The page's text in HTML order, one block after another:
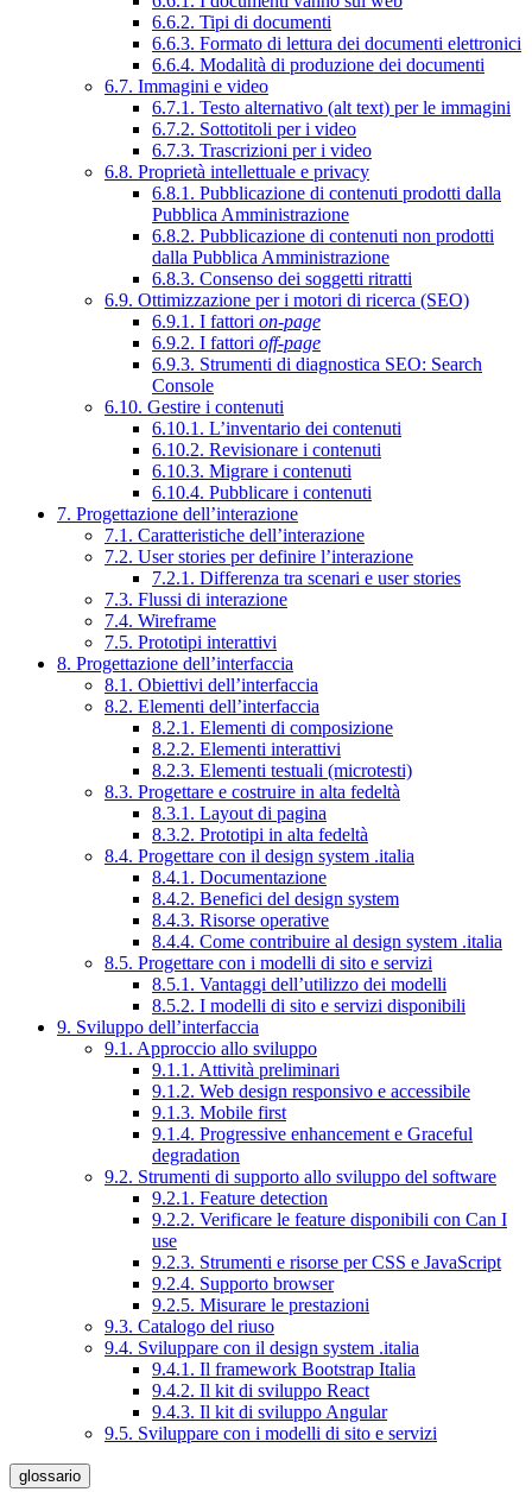
6.6.2. Tipi di documenti
6.6.3. Formato di lettura dei documenti elettronici
6.6.4. Modalità di produzione dei documenti
6.7. Immagini e video
6.7.1. Testo alternativo (alt text) per le immagini
6.7.2. Sottotitoli per i video
6.7.3. Trascrizioni per i video
6.8. Proprietà intellettuale e privacy
6.8.1. Pubblicazione di contenuti prodotti dalla
Pubblica Amministrazione
6.8.2. Pubblicazione di contenuti non prodotti
dalla Pubblica Amministrazione
6.8.3. Consenso dei soggetti ritratti
6.9. Ottimizzazione per i motori di ricerca (SEO)
6.9.1. I fattori on-page
6.9.2. I fattori off-page
6.9.3. Strumenti di diagnostica SEO: Search
Console
6.10. Gestire i contenuti
6.10.1. L’inventario dei contenuti
6.10.2. Revisionare i contenuti
6.10.3. Migrare i contenuti
6.10.4. Pubblicare i contenuti
7. Progettazione dell’interazione
7.1. Caratteristiche dell’interazione
7.2. User stories per definire l’interazione
7.2.1. Differenza tra scenari e user stories
7.3. Flussi di interazione
7.4. Wireframe
7.5. Prototipi interattivi
8. Progettazione dell’interfaccia
8.1. Obiettivi dell’interfaccia
8.2. Elementi dell’interfaccia
8.2.1. Elementi di composizione
8.2.2. Elementi interattivi
8.2.3. Elementi testuali (microtesti)
8.3. Progettare e costruire in alta fedeltà
8.3.1. Layout di pagina
8.3.2. Prototipi in alta fedeltà
8.4. Progettare con il design system .italia
8.4.1. Documentazione
8.4.2. Benefici del design system
8.4.3. Risorse operative
8.4.4. Come contribuire al design system .italia
8.5. Progettare con i modelli di sito e servizi
8.5.1. Vantaggi dell’utilizzo dei modelli
8.5.2. I modelli di sito e servizi disponibili
9. Sviluppo dell’interfaccia
9.1. Approccio allo sviluppo
9.1.1. Attività preliminari
9.1.2. Web design responsivo e accessibile
9.1.3. Mobile first
9.1.4. Progressive enhancement e Graceful
degradation
9.2. Strumenti di supporto allo sviluppo del software
9.2.1. Feature detection
9.2.2. Verificare le feature disponibili con Can I
use
9.2.3. Strumenti e risorse per CSS e JavaScript
9.2.4. Supporto browser
9.2.5. Misurare le prestazioni
9.3. Catalogo del riuso
9.4. Sviluppare con il design system .italia
9.4.1. Il framework Bootstrap Italia
9.4.2. Il kit di sviluppo React
9.4.3. Il kit di sviluppo Angular
9.5. Sviluppare con i modelli di sito e servizi
glossario